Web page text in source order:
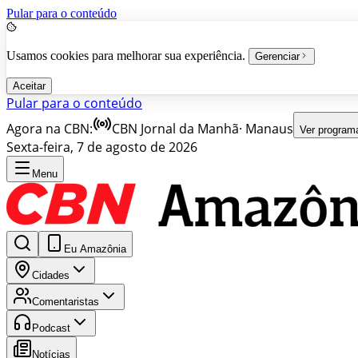
Pular para o conteúdo
Usamos cookies para melhorar sua experiência. Gerenciar
Aceitar
Pular para o conteúdo
Agora na CBN:
CBN Jornal da Manhã· Manaus Ver
Sexta-feira, 7 de agosto de 2026
Menu
Eu Amazônia
Cidades
Comentaristas
Podcast
Notícias